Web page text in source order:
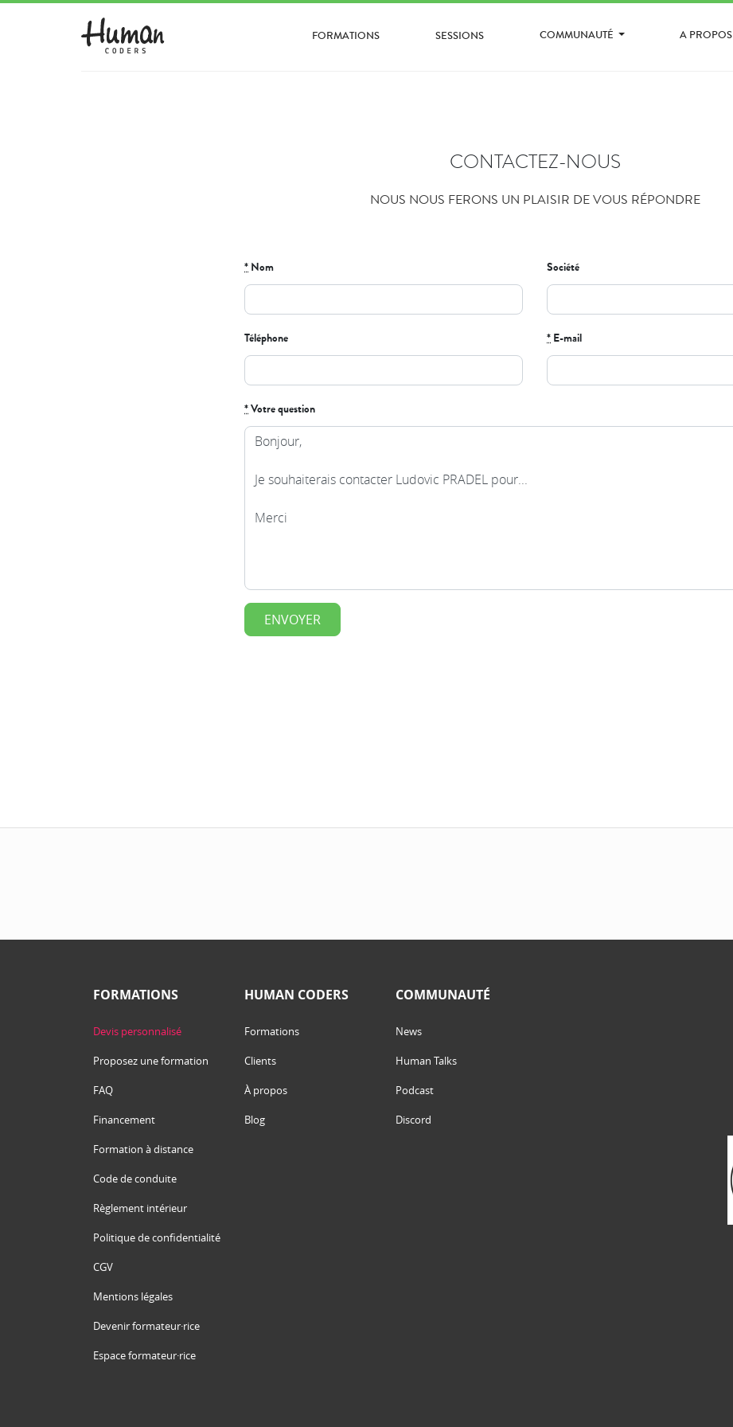
FORMATIONS SESSIONS COMMUNAUTÉ A PROPOS
CONTACTEZ-NOUS
NOUS NOUS FERONS UN PLAISIR DE VOUS RÉPONDRE
*Nom Société
Téléphone *E-mail
*Votre question
FORMATIONS
Devis personnalisé
Proposez une formation
FAQ
Financement
Formation à distance
Code de conduite
Règlement intérieur
Politique de confidentialité
CGV
Mentions légales
Devenir formateur·rice
Espace formateur·rice
HUMAN CODERS
Formations
Clients
À propos
Blog
COMMUNAUTÉ
News
Human Talks
Podcast
Discord